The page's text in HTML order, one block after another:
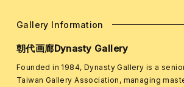
Gallery Information
朝代画廊Dynasty Gallery
Founded in 1984, Dynasty Gallery is a
Taiwan Gallery Association, managing